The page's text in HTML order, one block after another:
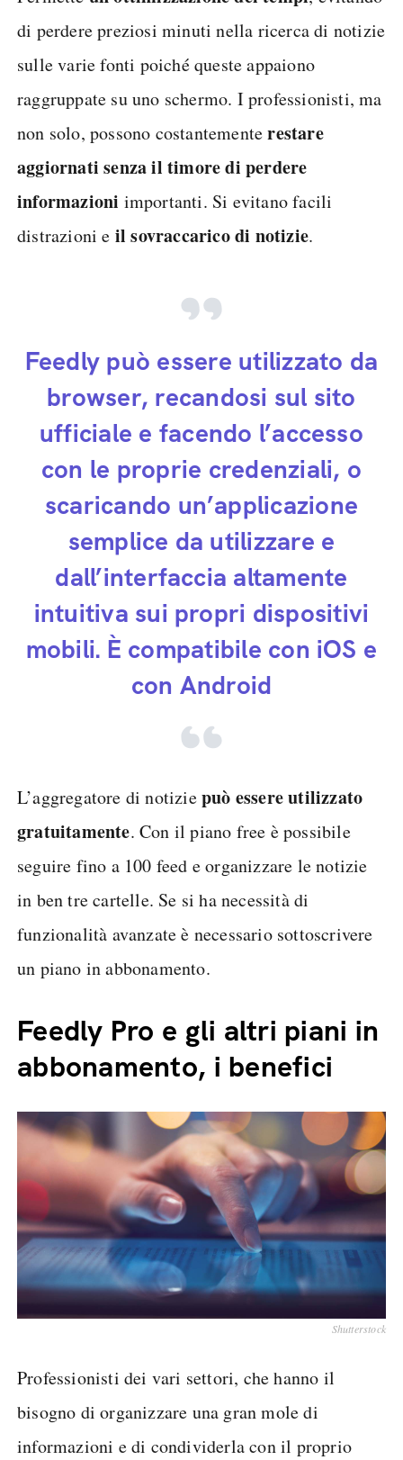
di perdere preziosi minuti nella ricerca di notizie
sulle varie fonti poiché queste appaiono
raggruppate su uno schermo. I professionisti, ma
non solo, possono costantementerestare
aggiornati senza il timore di perdere
informazioni importanti. Si evitano facili
distrazioni e il sovraccarico di notizie.
Feedly può essere utilizzato da
browser, recandosi sul sito
ufficiale e facendo l’accesso
con le proprie credenziali, o
scaricando un’applicazione
semplice da utilizzare e
dall’interfaccia altamente
intuitiva sui propri dispositivi
mobili. È compatibile con iOS e
con Android
L’aggregatore di notiziepuò essere utilizzato
gratuitamente. Con il piano free è possibile
seguire fino a 100 feed e organizzare le notizie
in ben tre cartelle. Se si ha necessità di
funzionalità avanzate è necessario sottoscrivere
un piano in abbonamento.
Feedly Pro e gli altri piani in
abbonamento, i benefici
Shutterstock
Professionisti dei vari settori, che hanno il
bisogno di organizzare una gran mole di
informazioni e di condividerla con il proprio